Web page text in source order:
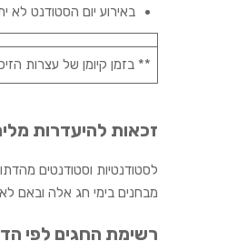
באירוע יום הסטודנט לא
** בזמן קיומן של עצרות
זכאות להיעדרות
מבחנים בימי חג אלה ובאם
רשימת החגים לפי